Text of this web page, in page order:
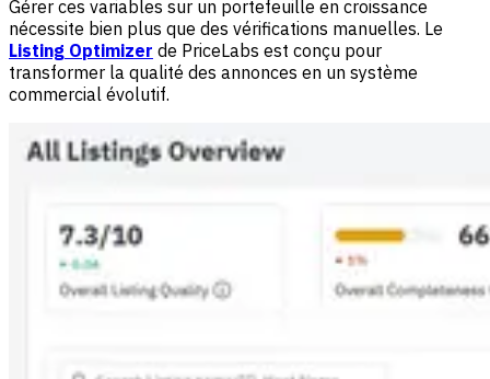
Gérer ces variables sur un portefeuille en croissance
nécessite bien plus que des vérifications manuelles. Le
Listing Optimizer de PriceLabs est conçu pour
transformer la qualité des annonces en un système
commercial évolutif.